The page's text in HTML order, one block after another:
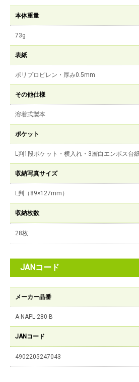
本体重量
73g
表紙
ポリプロピレン・厚み0.5mm
その他仕様
溶着式製本
ポケット
L判1段ポケット・横入れ・3層白エンボス台
収納写真サイズ
L判（89×127mm）
収納枚数
28枚
JANコード
メーカー品番
A-NAPL-280-B
JANコード
4902205247043